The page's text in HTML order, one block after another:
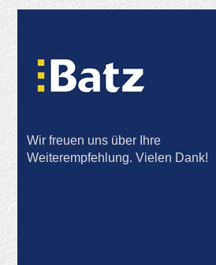
Wir freuen uns über Ihre
Weiterempfehlung. Vielen Dank!